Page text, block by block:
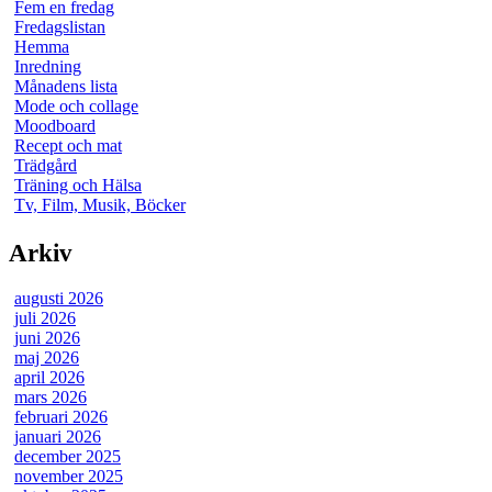
Fem en fredag
Fredagslistan
Hemma
Inredning
Månadens lista
Mode och collage
Moodboard
Recept och mat
Trädgård
Träning och Hälsa
Tv, Film, Musik, Böcker
Arkiv
augusti 2026
juli 2026
juni 2026
maj 2026
april 2026
mars 2026
februari 2026
januari 2026
december 2025
november 2025